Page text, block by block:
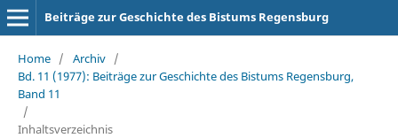
Beiträge zur Geschichte des Bistums Regensburg
Home / Archiv /
Bd. 11 (1977): Beiträge zur Geschichte des Bistums Regensburg,
Band 11
/
Inhaltsverzeichnis